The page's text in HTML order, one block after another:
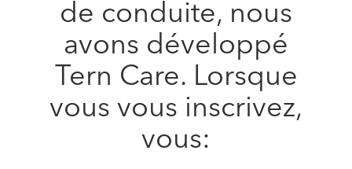
de conduite, nous
avons développé
Tern Care. Lorsque
vous vous inscrivez,
vous: